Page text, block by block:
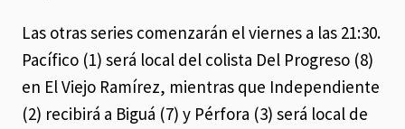
Las otras series comenzarán el viernes a las 21:30.
Pacífico (1) será local del colista Del Progreso (8)
en El Viejo Ramírez, mientras que Independiente
(2) recibirá a Biguá (7) y Pérfora (3) será local de